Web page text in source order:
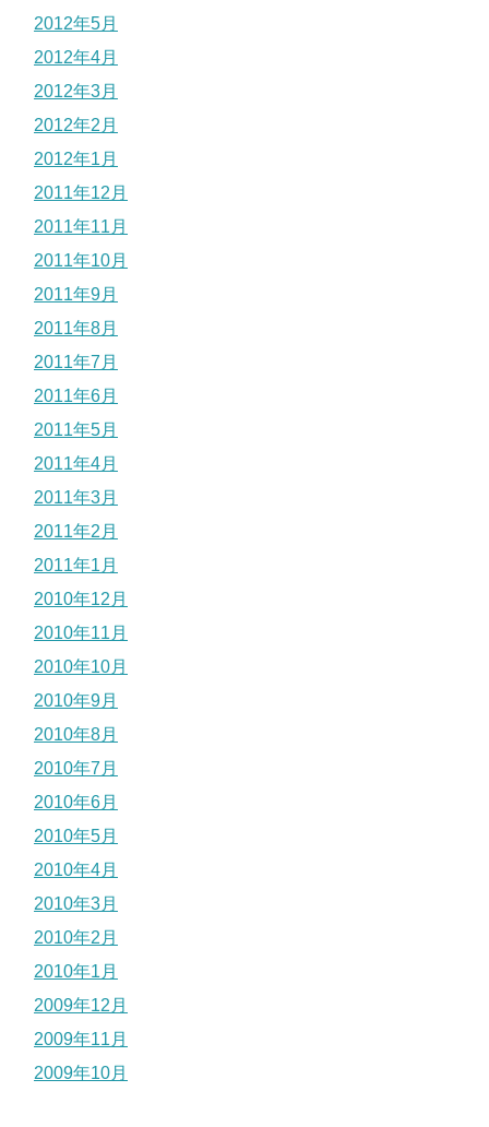
2012年5月
2012年4月
2012年3月
2012年2月
2012年1月
2011年12月
2011年11月
2011年10月
2011年9月
2011年8月
2011年7月
2011年6月
2011年5月
2011年4月
2011年3月
2011年2月
2011年1月
2010年12月
2010年11月
2010年10月
2010年9月
2010年8月
2010年7月
2010年6月
2010年5月
2010年4月
2010年3月
2010年2月
2010年1月
2009年12月
2009年11月
2009年10月